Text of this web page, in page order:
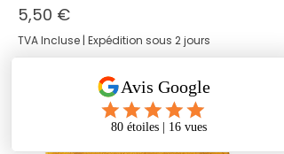
Prix
5,50 €
TVA Incluse | Expédition sous 2 jours